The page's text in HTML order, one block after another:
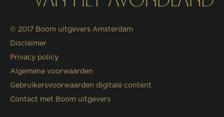
© 2017 Boom uitgevers Amsterdam
Disclaimer
Privacy policy
Algemene voorwaarden
Gebruikersvoorwaarden digitale content
Contact met Boom uitgevers